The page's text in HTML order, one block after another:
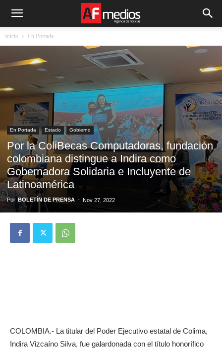
Inicio En Portada
En Portada Estado Gobierno
Por la ColiBecas Computadoras, fundación
colombiana distingue a Indira como
Gobernadora Solidaria e Incluyente de
Latinoamérica
Por BOLETÍN DE PRENSA - Nov 27, 2022
COLOMBIA.- La titular del Poder Ejecutivo estatal de Colima,
Indira Vizcaíno Silva, fue galardonada con el título honorífico